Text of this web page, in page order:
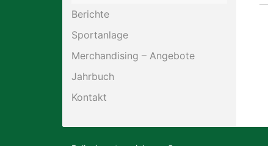
Berichte
Sportanlage
Merchandising – Angebote
Jahrbuch
Kontakt